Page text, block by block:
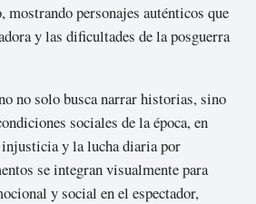
personajes auténticos que
y las dificultades de la posguerra
no solo busca narrar historias, sino
sociales de la época, en
y la lucha diaria por
se integran visualmente para
y social en el espectador,